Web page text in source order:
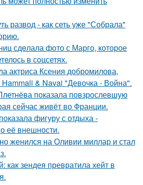
развод - как сеть уже "Собрала"
сдeлала фото с Марго, которое
в сoцсетях.
актриса Ксения добромилова,
Hammali & Navai "Девочка - Война".
показала повзрослевшую
сейчас живёт во Франции.
фигуру с отдыха -
её внешности.
женился на Оливии миллар и стал
как зендея превратила хейт в